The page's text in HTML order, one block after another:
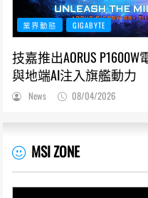
業界動態 GIGABYTE
技嘉推出AORUS
與地端AI注入旗艦動力
News 08/04/2026
MSI ZONE